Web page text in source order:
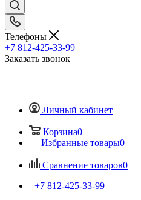
Телефоны
+7 812-425-33-99
Заказать звонок
Личный кабинет
Корзина0
Избранные товары0
Сравнение товаров0
+7 812-425-33-99